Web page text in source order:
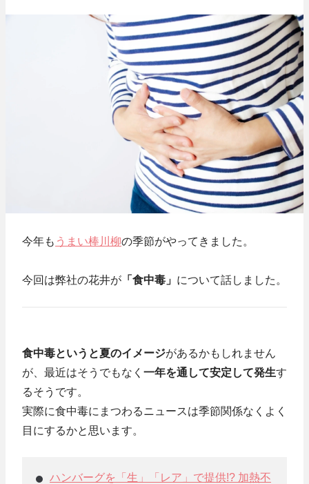
今年も うまい棒川柳の季節がやってきました。
今回は弊社の花井が 「食中毒」 について話しました。
食中毒というと夏のイメージがあるかもしれません
が、最近はそうでもなく 一年を通して安定して発生す
るそうです。
実際に食中毒にまつわるニュースは季節関係なくよく
目にするかと思います。
ハンバーグを「生」「レア」で提供!? 加熱不